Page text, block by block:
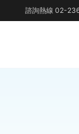
諮詢熱線 02-